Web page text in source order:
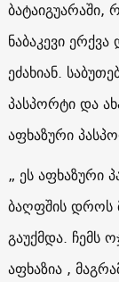
ბატაიგუარაში,
ნაბაკევი
ეძახიან.
პასპორტი და
აფხაზური
„ ეს აფხაზური
ბაღფშის დროს
გაუქმდა. ჩემს
აფხაზია ,